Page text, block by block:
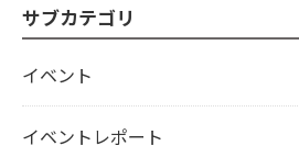
サブカテゴリ
イベント
イベントレポート